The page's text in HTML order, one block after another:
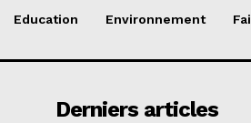
Education Environnement
Derniers articles